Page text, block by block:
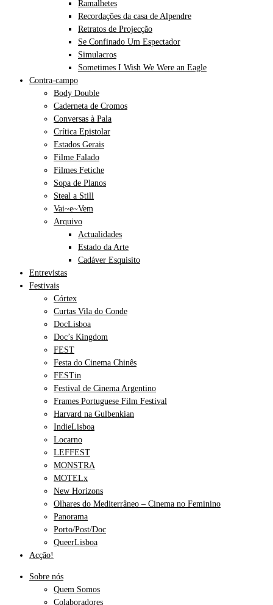
Ramalhetes
Recordações da casa de Alpendre
Retratos de Projecção
Se Confinado Um Espectador
Simulacros
Sometimes I Wish We Were an Eagle
Contra-campo
Body Double
Caderneta de Cromos
Conversas à Pala
Crítica Epistolar
Estados Gerais
Filme Falado
Filmes Fetiche
Sopa de Planos
Steal a Still
Vai~e~Vem
Arquivo
Actualidades
Estado da Arte
Cadáver Esquisito
Entrevistas
Festivais
Córtex
Curtas Vila do Conde
DocLisboa
Doc’s Kingdom
FEST
Festa do Cinema Chinês
FESTin
Festival de Cinema Argentino
Frames Portuguese Film Festival
Harvard na Gulbenkian
IndieLisboa
Locarno
LEFFEST
MONSTRA
MOTELx
New Horizons
Olhares do Mediterrâneo – Cinema no Feminino
Panorama
Porto/Post/Doc
QueerLisboa
Acção!
Sobre nós
Quem Somos
Colaboradores